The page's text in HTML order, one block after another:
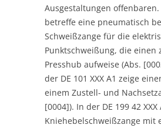
Ausgestaltungen offenbaren.
betreffe eine pneumatisch
Schweißzange für die
Punktschweißung, die einen
Presshub aufweise (Abs.
der DE 101 XXX A1 zeige
einem Zustell- und
[0004]). In der DE 199 42
Kniehebelschweißzange mit